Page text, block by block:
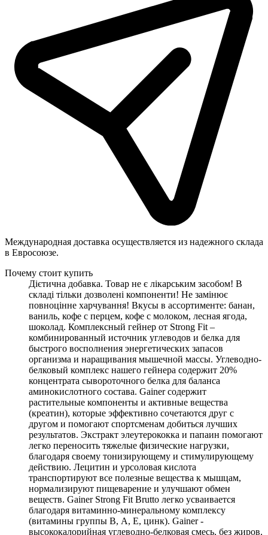
Международная доставка осуществляется из надежного склада
в Евросоюзе.
Почему стоит купить
Дієтична добавка. Товар не є лікарським засобом! В
складі тільки дозволені компоненти! Не замінює
повноцінне харчування! Вкусы в ассортименте: банан,
ваниль, кофе с перцем, кофе с молоком, лесная ягода,
шоколад. Комплексный гейнер от Strong Fit –
комбинированный источник углеводов и белка для
быстрого восполнения энергетических запасов
организма и наращивания мышечной массы. Углеводно-
белковый комплекс нашего гейнера содержит 20%
концентрата сывороточного белка для баланса
аминокислотного состава. Gainer содержит
растительные компоненты и активные вещества
(креатин), которые эффективно сочетаются друг с
другом и помогают спортсменам добиться лучших
результатов. Экстракт элеутерококка и папаин помогают
легко переносить тяжелые физические нагрузки,
благодаря своему тонизирующему и стимулирующему
действию. Лецитин и урсоловая кислота
транспортируют все полезные вещества к мышцам,
нормализируют пищеварение и улучшают обмен
веществ. Gainer Strong Fit Brutto легко усваивается
благодаря витаминно-минеральному комплексу
(витамины группы В, А, Е, цинк). Gainer -
высококалорийная углеводно-белковая смесь, без жиров,